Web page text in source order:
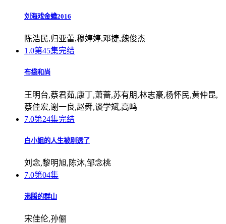
刘海戏金蟾2016
陈浩民,归亚蕾,穆婷婷,邓捷,魏俊杰
1.0第45集完结
布袋和尚
王明台,蔡君茹,康丁,萧蔷,苏有朋,林志豪,杨怀民,黄仲昆,
蔡佳宏,谢一良,赵舜,谈学斌,高鸣
7.0第24集完结
白小姐的人生被剧透了
刘念,黎明旭,陈沐,邹念桃
7.0第04集
沸腾的群山
宋佳伦,孙俪